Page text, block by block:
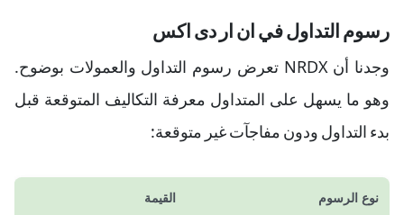
رسوم التداول في ان ار دى اكس
وجدنا أن NRDX تعرض رسوم التداول والعمولات بوضوح.
وهو ما يسهل على المتداول معرفة التكاليف المتوقعة قبل
بدء التداول ودون مفاجآت غير متوقعة:
نوع الرسوم القيمة